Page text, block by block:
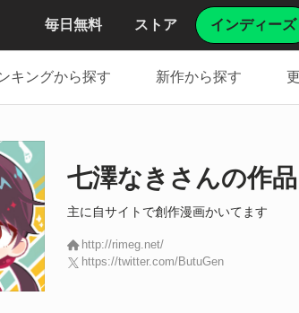
毎日無料 ストア インディーズ
キングから探す 新作から探す
七澤なきさんの作品
主に自サイトで創作漫画かいてます
http://rimeg.net/
https://twitter.com/ButuGen